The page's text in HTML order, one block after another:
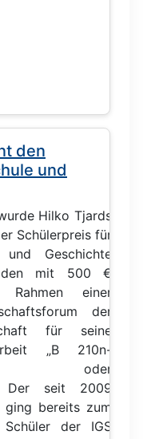
den
und
Hilko Tjards
Schülerpreis für
Geschichte
den mit 500 €
einer
der
für seine
„B 210n-
oder
Der seit 2009
ging bereits zum
der IGS